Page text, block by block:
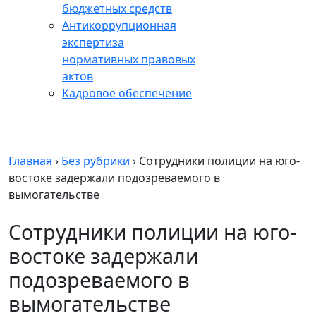
бюджетных средств
Антикоррупционная
экспертиза
нормативных правовых
актов
Кадровое обеспечение
Главная › Без рубрики › Сотрудники полиции на юго-
востоке задержали подозреваемого в
вымогательстве
Сотрудники полиции на юго-
востоке задержали
подозреваемого в
вымогательстве